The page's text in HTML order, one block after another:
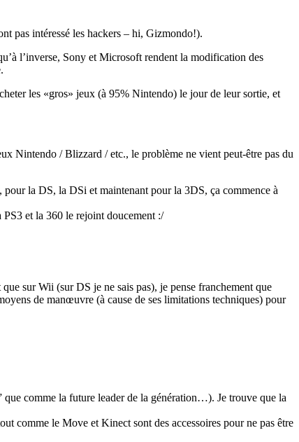
pas intéressé les hackers – hi, Gizmondo!).
l’inverse, Sony et Microsoft rendent la modification des
les «gros» jeux (à 95% Nintendo) le jour de leur sortie, et
Nintendo / Blizzard / etc., le problème ne vient peut-être pas du
la DS, la DSi et maintenant pour la 3DS, ça commence à
PS3 et la 360 le rejoint doucement :/
sur Wii (sur DS je ne sais pas), je pense franchement que
de manœuvre (à cause de ses limitations techniques) pour
que comme la future leader de la génération…). Je trouve que la
comme le Move et Kinect sont des accessoires pour ne pas être